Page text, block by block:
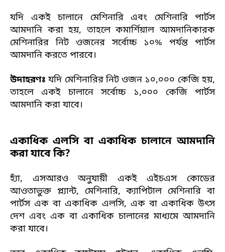
যদি একই চালানে মেশিনারি এবং মেশিনারি পার্টস
আমদানি করা হয়, তাহলে কমার্শিয়াল আমদানিকারক
মেশিনারির নিট ওজনের সর্বোচ্চ ১০% পর্যন্ত পার্টস
আমদানি করতে পারবে।
উদাহরণঃযদি মেশিনারির নিট ওজন ১০,০০০ কেজি হয়,
তাহলে একই চালানে সর্বোচ্চ ১,০০০ কেজি পার্টস
আমদানি করা যাবে।
একাধিক এলসি বা একাধিক চালানে আমদানি
করা যাবে কি?
হ্যাঁ, এসআরও অনুযায়ী একই এইচএস কোডের
আওতাভুক্ত প্ল্যান্ট, মেশিনারি, ক্যাপিটাল মেশিনারি বা
পার্টস এক বা একাধিক এলসি, এক বা একাধিক উৎস
দেশ এবং এক বা একাধিক চালানের মাধ্যমে আমদানি
করা যাবে।